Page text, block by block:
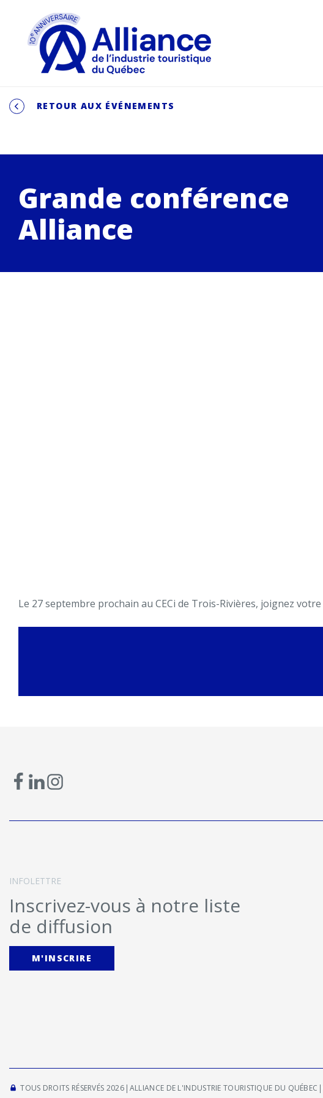
RETOUR AUX ÉVÉNEMENTS
Grande conférence
Alliance
Le 27 septembre prochain au CECi de Trois-Rivières, joignez votre
INFOLETTRE
Inscrivez-vous à notre liste
de diffusion
M'INSCRIRE
TOUS DROITS RÉSERVÉS 2026 ALLIANCE DE L'INDUSTRIE TOURISTIQUE DU QUÉBEC